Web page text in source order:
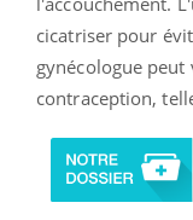
cicatriser pour
gynécologue
contraception,